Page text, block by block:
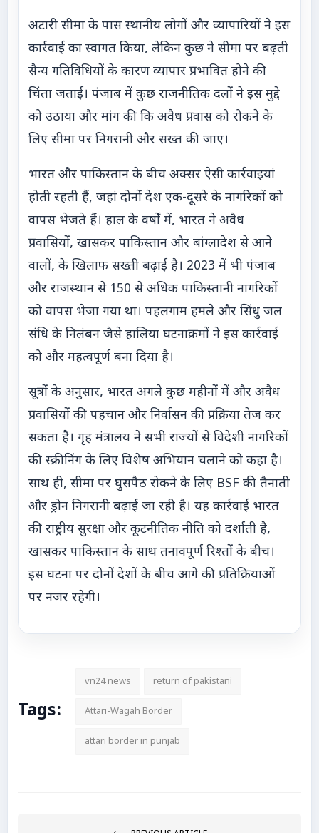
अटारी सीमा के पास स्थानीय लोगों और व्यापारियों ने इस
कार्रवाई का स्वागत किया, लेकिन कुछ ने सीमा पर बढ़ती
सैन्य गतिविधियों के कारण व्यापार प्रभावित होने की
चिंता जताई। पंजाब में कुछ राजनीतिक दलों ने इस मुद्दे
को उठाया और मांग की कि अवैध प्रवास को रोकने के
लिए सीमा पर निगरानी और सख्त की जाए।
भारत और पाकिस्तान के बीच अक्सर ऐसी कार्रवाइयां
होती रहती हैं, जहां दोनों देश एक-दूसरे के नागरिकों को
वापस भेजते हैं। हाल के वर्षों में, भारत ने अवैध
प्रवासियों, खासकर पाकिस्तान और बांग्लादेश से आने
वालों, के खिलाफ सख्ती बढ़ाई है। 2023 में भी पंजाब
और राजस्थान से 150 से अधिक पाकिस्तानी नागरिकों
को वापस भेजा गया था। पहलगाम हमले और सिंधु जल
संधि के निलंबन जैसे हालिया घटनाक्रमों ने इस कार्रवाई
को और महत्वपूर्ण बना दिया है।
सूत्रों के अनुसार, भारत अगले कुछ महीनों में और अवैध
प्रवासियों की पहचान और निर्वासन की प्रक्रिया तेज कर
सकता है। गृह मंत्रालय ने सभी राज्यों से विदेशी नागरिकों
की स्क्रीनिंग के लिए विशेष अभियान चलाने को कहा है।
साथ ही, सीमा पर घुसपैठ रोकने के लिए BSF की तैनाती
और ड्रोन निगरानी बढ़ाई जा रही है। यह कार्रवाई भारत
की राष्ट्रीय सुरक्षा और कूटनीतिक नीति को दर्शाती है,
खासकर पाकिस्तान के साथ तनावपूर्ण रिश्तों के बीच।
इस घटना पर दोनों देशों के बीच आगे की प्रतिक्रियाओं
पर नजर रहेगी।
Tags:
vn24 news return of pakistani
Attari-Wagah Border
attari border in punjab